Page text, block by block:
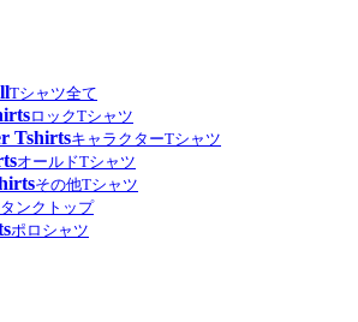
Tシャツ全て
ロックTシャツ
TshirtsキャラクターTシャツ
オールドTシャツ
その他Tシャツ
タンクトップ
ポロシャツ